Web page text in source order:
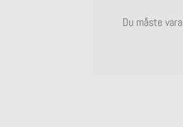
Du måste vara